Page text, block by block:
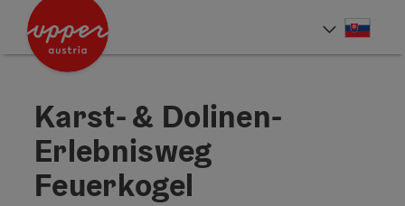
Accesskey
Accesskey
Karst- & Dolinen-
Erlebnisweg
Feuerkogel